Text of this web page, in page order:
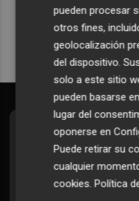
Todos los días a
pueden procesar
otros fines,
geolocalización
del dispositivo.
solo a este sitio
pueden basarse
lugar del
oponerse en
Puede retirar su
cualquier
cookies.Política